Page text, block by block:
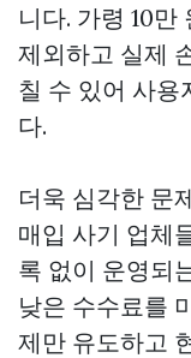
니다. 가령 10만
제외하고 실제
칠 수 있어 사용
다.
더욱 심각한 문
매입 사기 업체
록 없이 운영되
낮은 수수료를
제만 유도하고